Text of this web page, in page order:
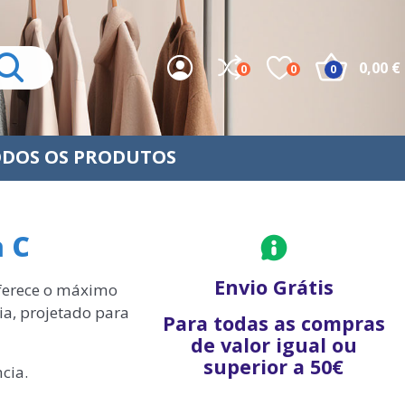
0 0 0,00 €
0
OS PRODUTOS
o máximo
projetado para
Envio Grátis
Para todas as compras
de valor igual ou
superior a 50€